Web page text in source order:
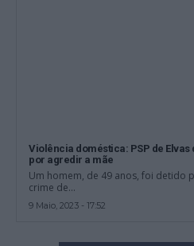
Violência doméstica: PSP de Elvas
por agredir a mãe
Um homem, de 49 anos, foi detido
crime de...
9 Maio, 2023 - 17:52